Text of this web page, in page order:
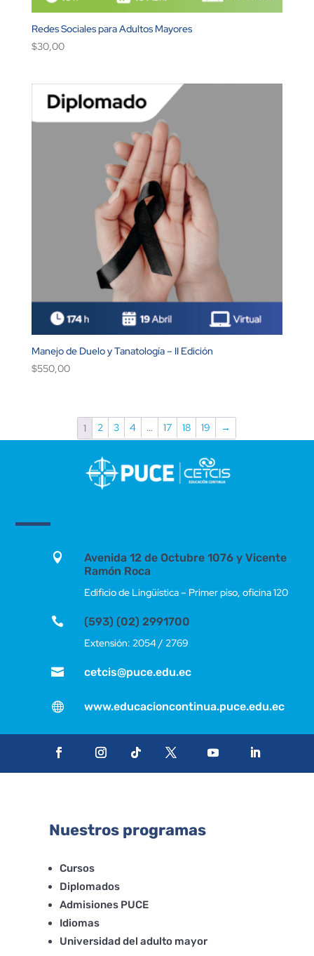
Redes Sociales para Adultos Mayores
$30,00
Manejo de Duelo y Tanatología – II Edición
$550,00
1 2 3 4 … 17 18 19 →

Avenida 12 de Octubre 1076 y Vicente
Ramón Roca
Edificio de Lingüística – Primer piso, oficina 120
 (593) (02) 2991700
Extensión: 2054 / 2769
 cetcis@puce.edu.ec
 www.educacioncontinua.puce.edu.ec
Nuestros programas
Cursos
Diplomados
Admisiones PUCE
Idiomas
Universidad del adulto mayor